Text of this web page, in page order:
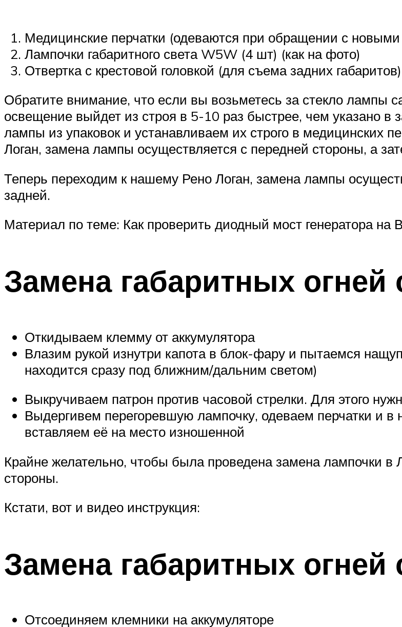
Медицинские перчатки (одеваются при обращении с
Лампочки габаритного света W5W (4 шт) (как на фото)
Отвертка с крестовой головкой (для съема задних габаритов)
Обратите внимание, что если вы возьметесь за стекло лампы
освещение выйдет из строя в 5-10 раз быстрее, чем указано в
лампы из упаковок и устанавливаем их строго в медицинских
Логан, замена лампы осуществляется с передней стороны, а
Теперь переходим к нашему Рено Логан, замена лампы
задней.
Материал по теме: Как проверить диодный мост генератора на
Замена габаритных огней
Откидываем клемму от аккумулятора
Влазим рукой изнутри капота в блок-фару и пытаемся
находится сразу под ближним/дальним светом)
Выкручиваем патрон против часовой стрелки. Для этого
Выдергивем перегоревшую лампочку, одеваем перчатки и в
вставляем её на место изношенной
Крайне желательно, чтобы была проведена замена лампочки в
стороны.
Кстати, вот и видео инструкция:
Замена габаритных огней
Отсоединяем клемники на аккумуляторе